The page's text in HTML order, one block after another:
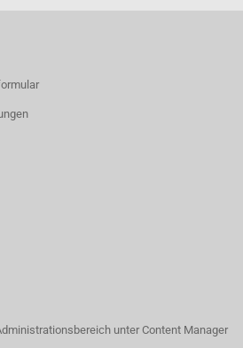
unter Content Manager